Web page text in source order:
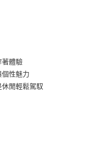
簡訊。
簡訊中的連結，可透過四大超商／
單仍視為有效，需透過AFTEE先享
之結帳頁面顯示為準，若有關於
關疑問，請聯繫「AFTEE先享後付
support/home
「AFTEE先享後付」服務完成之交
網址：
著體驗
性魅力
閒輕鬆駕馭